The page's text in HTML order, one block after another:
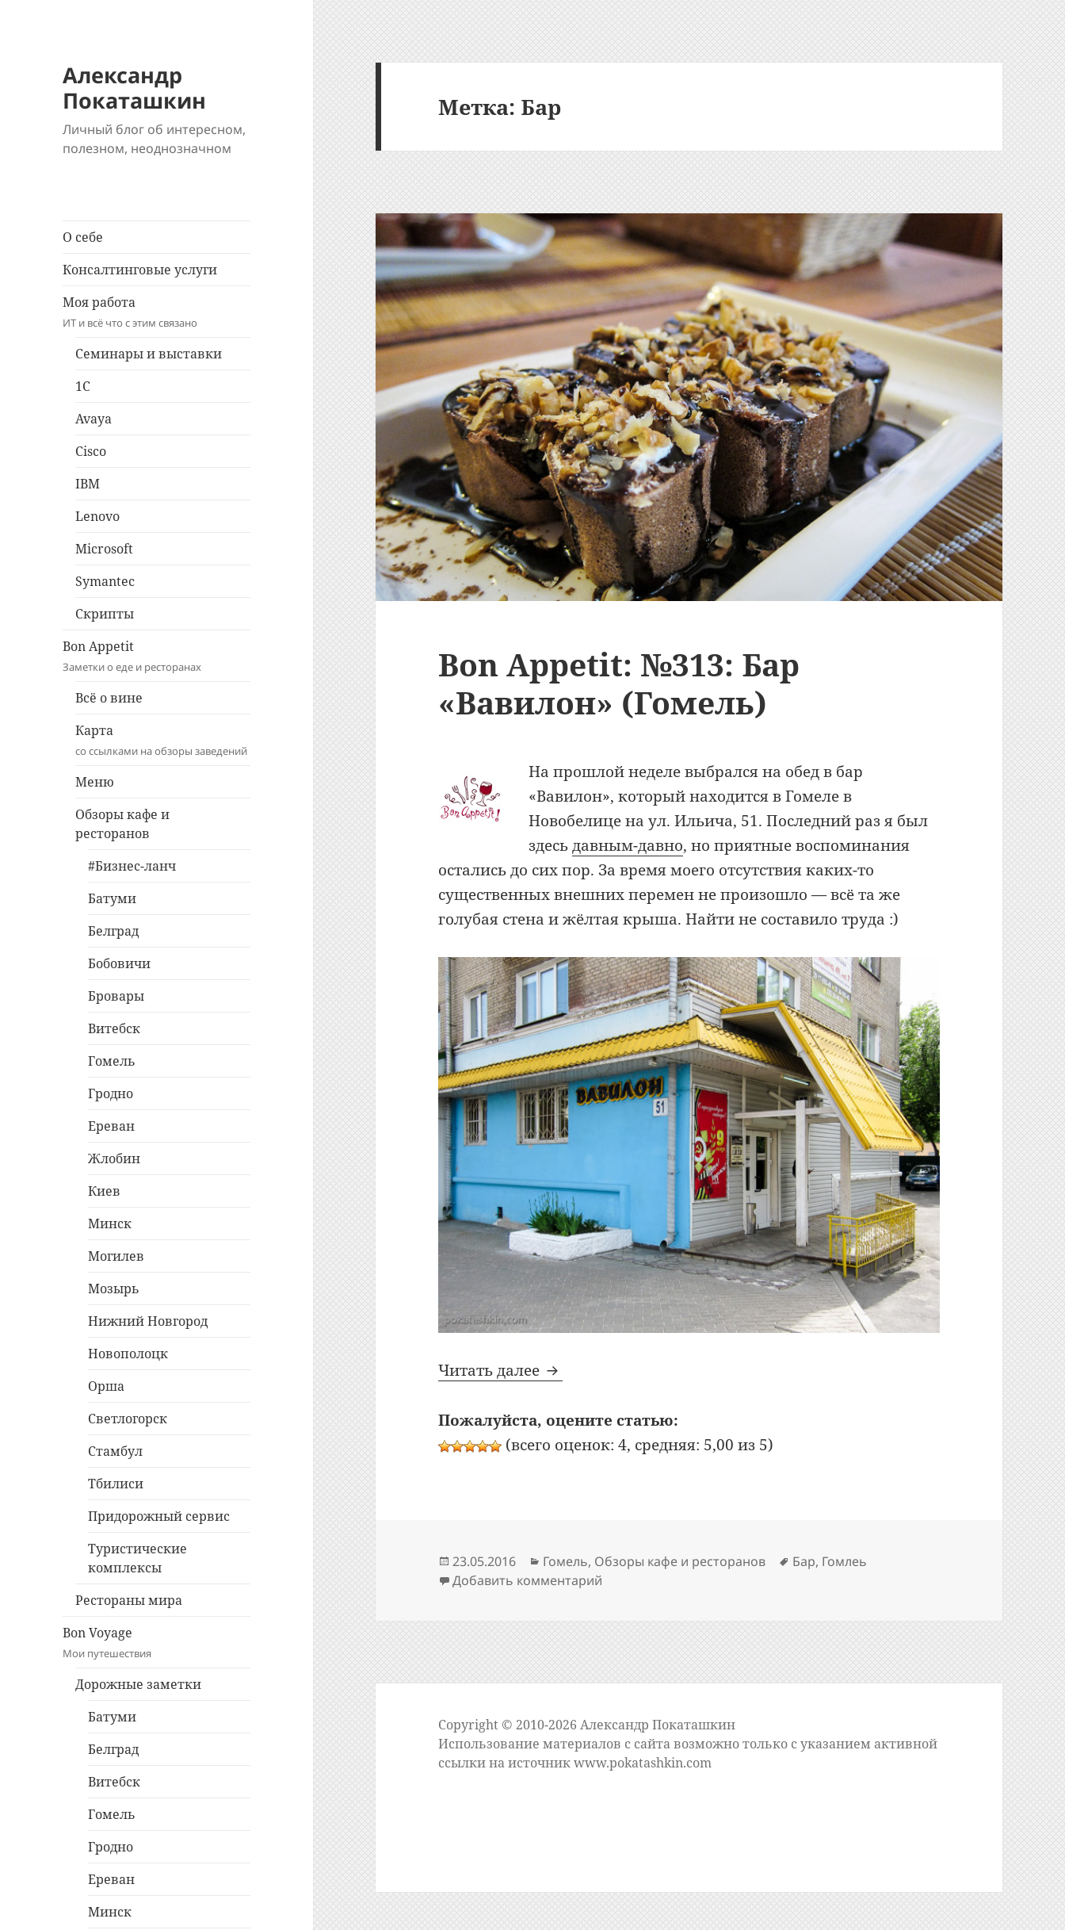
Александр
Покаташкин
Личный блог об интересном,
полезном, неоднозначном
О себе
Консалтинговые услуги
Моя работа
ИТ и всё что с этим связано
Семинары и выставки
1C
Avaya
Cisco
IBM
Lenovo
Microsoft
Symantec
Скрипты
Bon Appetit
Заметки о еде и ресторанах
Всё о вине
Карта
со ссылками на обзоры заведений
Меню
Обзоры кафе и
ресторанов
#Бизнес-ланч
Батуми
Белград
Бобовичи
Бровары
Витебск
Гомель
Гродно
Ереван
Жлобин
Киев
Минск
Могилев
Мозырь
Нижний Новгород
Новополоцк
Орша
Светлогорск
Стамбул
Тбилиси
Придорожный сервис
Туристические
комплексы
Рестораны мира
Bon Voyage
Мои путешествия
Дорожные заметки
Батуми
Белград
Витебск
Гомель
Гродно
Ереван
Минск
Метка: Бар
Bon Appetit: №313: Бар
«Вавилон» (Гомель)
На прошлой неделе выбрался на обед в бар
«Вавилон», который находится в Гомеле в
Новобелице на ул. Ильича, 51. Последний раз я был
здесьдавным-давно, но приятные воспоминания
остались до сих пор. За время моего отсутствия каких-то
существенных внешних перемен не произошло — всё та же
голубая стена и жёлтая крыша. Найти не составило труда :)
Читать далее Bon Appetit: №313: Бар «Вавилон» (Гомель)
Пожалуйста, оцените статью:
(всего оценок: 4, средняя: 5,00 из 5)
Опубликовано
23.05.2016 Рубрики
Гомель, Обзоры кафе и ресторанов Метки
Бар, Гомлеь
Добавить комментарий
Copyright © 2010-2026 Александр Покаташкин
Использование материалов с сайта возможно только с указанием активной
ссылки на источникwww.pokatashkin.com